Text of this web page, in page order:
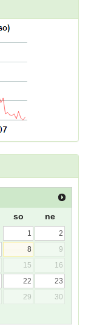
so ne
1
2
8
9
15
16
22
23
29
30